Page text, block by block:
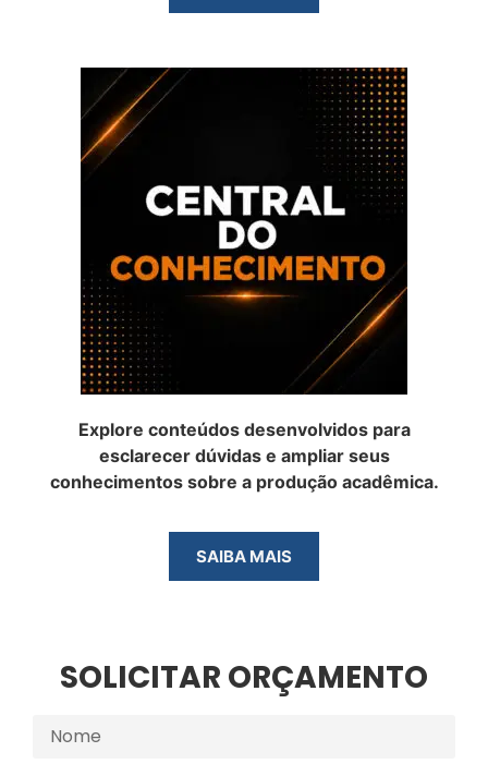
Explore conteúdos desenvolvidos para
esclarecer dúvidas e ampliar seus
conhecimentos sobre a produção acadêmica.
SAIBA MAIS
SOLICITAR ORÇAMENTO